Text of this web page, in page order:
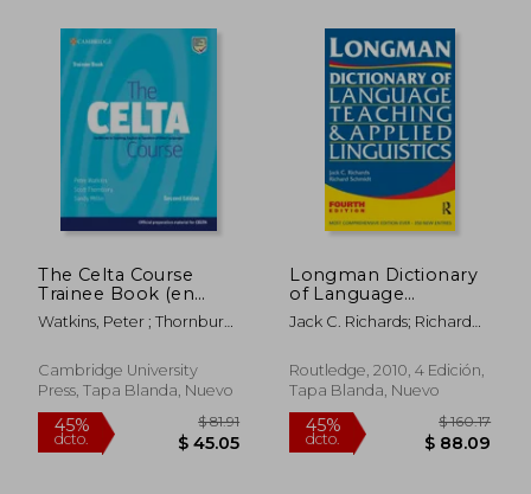
45%
dcto. $ 41.65
45%
dcto. $
The Celta Course
Trainee Book (en
Inglés)
Watkins, Peter ; Thornbury,
Cambridge University
Press, Tapa Blanda, Nuevo
Longman Dictionary
of Language
Teaching and Applied
Linguistics (en Inglés)
Jack C. Richards; Richard
Routledge, 2010, 4 Edición,
Tapa Blanda, Nuevo